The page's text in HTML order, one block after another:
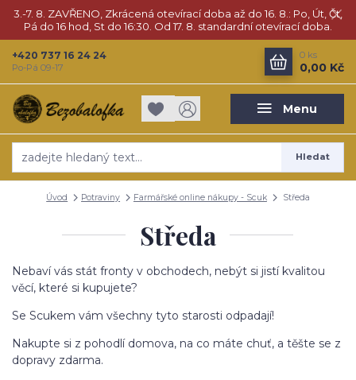
3.-7. 8. ZAVŘENO, Zkrácená otevírací doba až do 16. 8.: Po, Út, Čt,
Pá do 16 hod, St do 16:30. Od 17. 8. standardní otevírací doba.
Menu
Hledat
+420 737 16 24 24
Po-Pá 09-17
0 ks
0,00 Kč
Úvod Potraviny Farmářské online nákupy - Scuk Středa
Středa
Nebaví vás stát fronty v obchodech, nebýt si jistí kvalitou
věcí, které si kupujete?
Se Scukem vám všechny tyto starosti odpadají!
Nakupte si z pohodlí domova, na co máte chuť, a těšte se z
dopravy zdarma.